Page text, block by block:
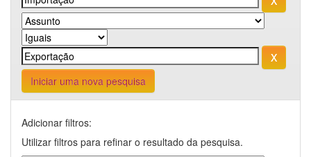
Iniciar uma nova pesquisa
Adicionar filtros:
Utilizar filtros para refinar o resultado da pesquisa.